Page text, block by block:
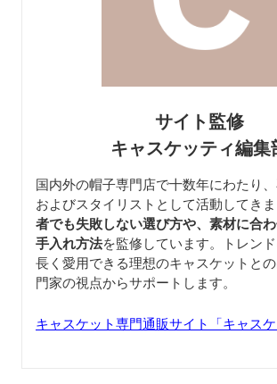
サイト監修
キャスケッティ編集
国内外の帽子専門店で十数年にわたり
およびスタイリストとして活動してきま
者でも失敗しない選び方や、素材に合
手入れ方法を監修しています。トレンド
長く愛用できる理想のキャスケットと
門家の視点からサポートします。
キャスケット専門通販サイト「キャス